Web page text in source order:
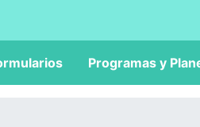
Programas y